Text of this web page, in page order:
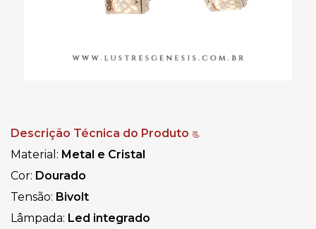
Descrição Técnica do Produto 📃
Material: Metal e Cristal
Cor: Dourado
Tensão: Bivolt
Lâmpada: Led integrado